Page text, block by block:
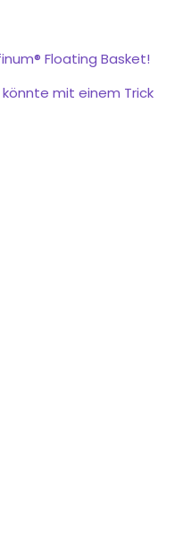
Floating Basket!
mit einem Trick